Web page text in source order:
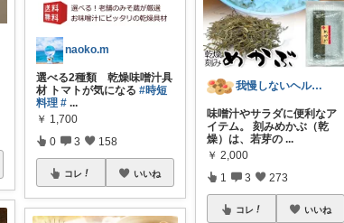
naoko.m
選べる2種類 乾燥味噌汁具
材 トマトが気になる#時短
料理 # ...
￥ 1,700
0 3 158
コレ いいね
我慢しないヘルシー生活｜時短×健康ごはん
味噌汁やサラダに便利なア
イテム。 刻みめかぶ（乾
燥）は、若芽の ...
￥ 2,000
1 3 273
コレ いいね